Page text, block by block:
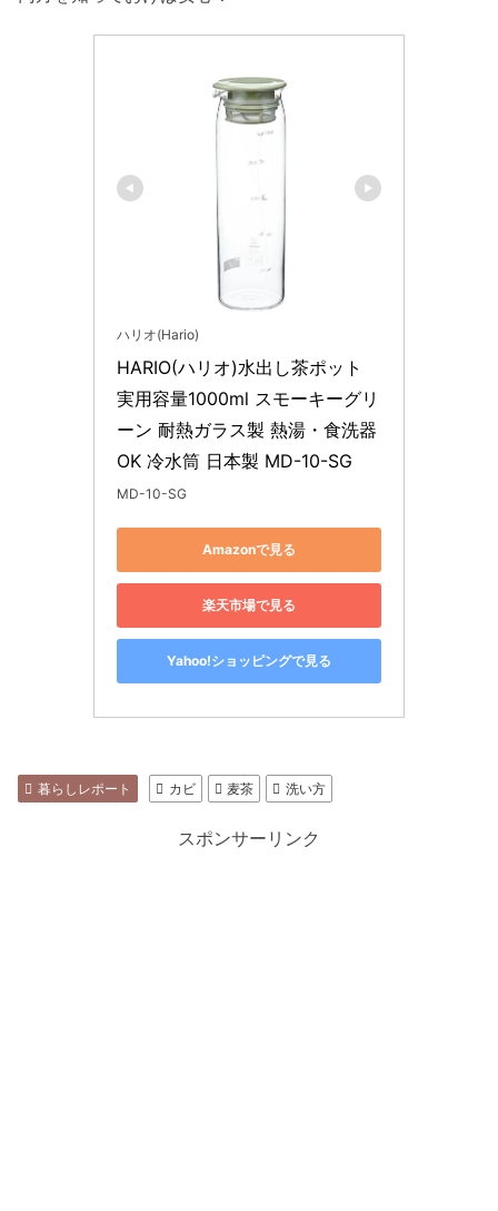
ハリオ(Hario)
HARIO(ハリオ)水出し茶ポット
実用容量1000ml スモーキーグリ
ーン 耐熱ガラス製 熱湯・食洗器
OK 冷水筒 日本製 MD-10-SG
MD-10-SG
Amazonで見る
楽天市場で見る
Yahoo!ショッピングで見る
暮らしレポート カビ 麦茶 洗い方
スポンサーリンク